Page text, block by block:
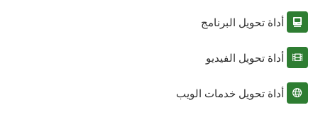
أداة تحويل البرنامج
أداة تحويل الفيديو
أداة تحويل خدمات الويب